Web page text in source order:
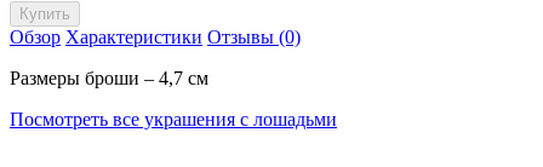
Обзор Характеристики Отзывы (0)
Размеры броши – 4,7 см
Посмотреть все украшения с лошадьми